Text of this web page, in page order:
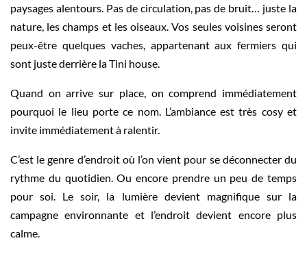
paysages alentours. Pas de circulation, pas de bruit… juste la
nature, les champs et les oiseaux. Vos seules voisines seront
peux-être quelques vaches, appartenant aux fermiers qui
sont juste derrière la Tini house.
Quand on arrive sur place, on comprend immédiatement
pourquoi le lieu porte ce nom. L’ambiance est très cosy et
invite immédiatement à ralentir.
C’est le genre d’endroit où l’on vient pour se déconnecter du
rythme du quotidien. Ou encore prendre un peu de temps
pour soi. Le soir, la lumière devient magnifique sur la
campagne environnante et l’endroit devient encore plus
calme.